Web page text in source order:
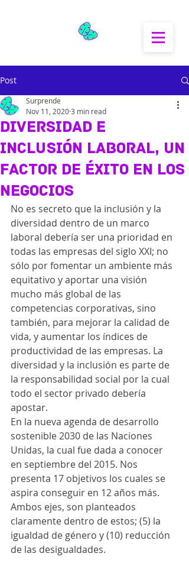
Post
Diversidad e
inclusión laboral, un
factor de éxito en los
negocios
Surprende
Nov 11, 20203 min read
No es secreto que la inclusión y la
diversidad dentro de un marco
laboral debería ser una prioridad en
todas las empresas del siglo XXI; no
sólo por fomentar un ambiente más
equitativo y aportar una visión
mucho más global de las
competencias corporativas, sino
también, para mejorar la calidad de
vida, y aumentar los índices de
productividad de las empresas. La
diversidad y la inclusión es parte de
la responsabilidad social por la cual
todo el sector privado debería
apostar.
En la nueva agenda de desarrollo
sostenible 2030 de las Naciones
Unidas, la cual fue dada a conocer
en septiembre del 2015. Nos
presenta 17 objetivos los cuales se
aspira conseguir en 12 años más.
Ambos ejes, son planteados
claramente dentro de estos; (5) la
igualdad de género y (10) reducción
de las desigualdades.